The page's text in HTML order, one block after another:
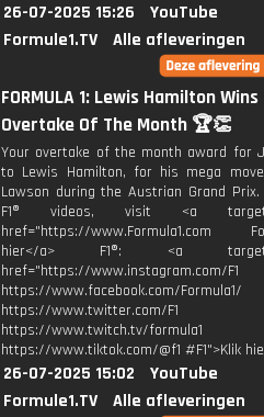
26-07-2025 15:26
YouTube
Formule1.TV
Alle afleveringen
FORMULA 1: Lewis Hamilton
Overtake Of The Month 🏆👏
Your overtake of the month award for
to Lewis Hamilton, for his mega
Lawson during the Austrian Grand
F1® videos, visit <a
href="https://www.Formula1.com
hier</a> F1®: <a
href="https://www.instagram.com/F1
https://www.facebook.com/Formula1/
https://www.twitter.com/F1
https://www.twitch.tv/formula1
https://www.tiktok.com/@f1 #F1">Klik
26-07-2025 15:02
YouTube
Formule1.TV
Alle afleveringen